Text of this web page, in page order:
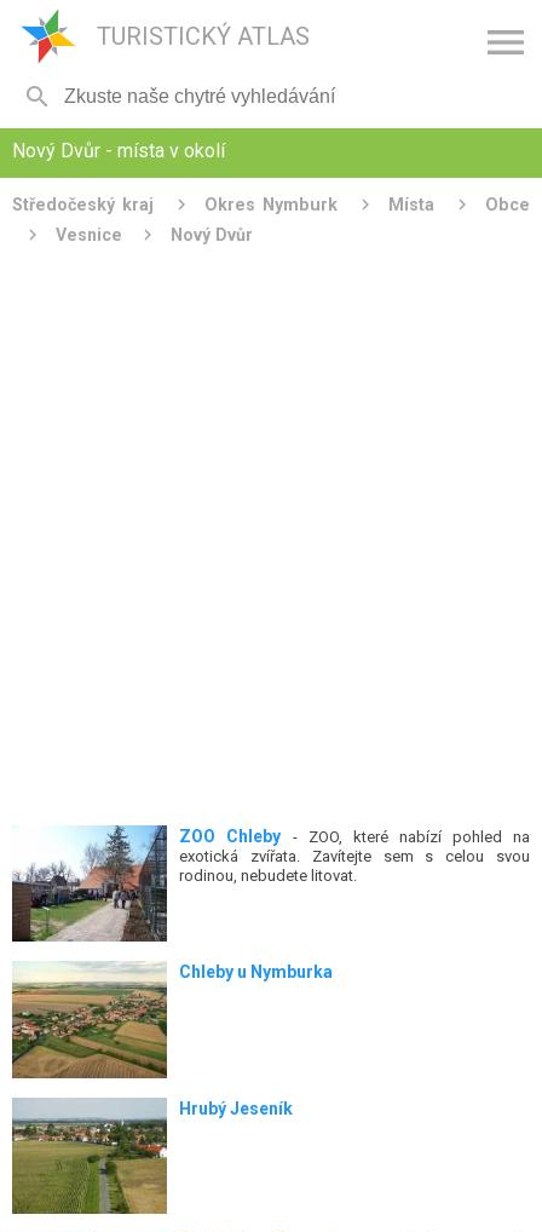
TURISTICKÝ ATLAS 

Nový Dvůr - místa v okolí
Středočeský kraj Okres Nymburk Místa
Obce
Vesnice
Nový Dvůr
ZOO Chleby - ZOO, které nabízí pohled na
exotická zvířata. Zavítejte sem s celou svou
rodinou, nebudete litovat.
Chleby u Nymburka
Hrubý Jeseník